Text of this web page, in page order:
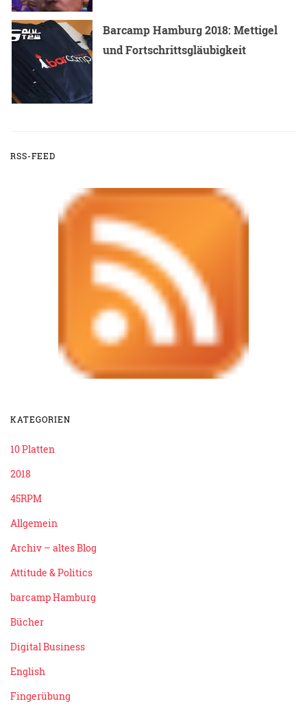
Barcamp Hamburg 2018: Mettigel
und Fortschrittsgläubigkeit
RSS-FEED
KATEGORIEN
10 Platten
2018
45RPM
Allgemein
Archiv – altes Blog
Attitude & Politics
barcamp Hamburg
Bücher
Digital Business
English
Fingerübung